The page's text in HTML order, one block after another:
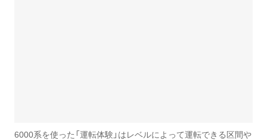
6000系を使った「運転体験」はレベルによって運転できる区間や